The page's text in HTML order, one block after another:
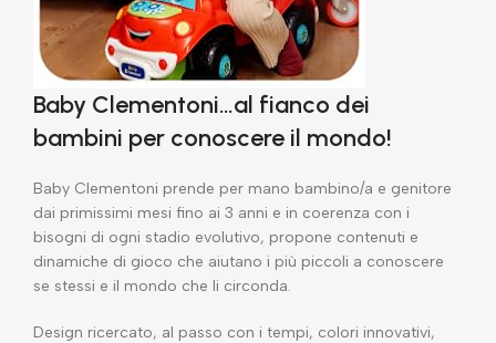
Baby Clementoni…al fianco dei
bambini per conoscere il mondo!
Baby Clementoni prende per mano bambino/a e genitore
dai primissimi mesi fino ai 3 anni e in coerenza con i
bisogni di ogni stadio evolutivo, propone contenuti e
dinamiche di gioco che aiutano i più piccoli a conoscere
se stessi e il mondo che li circonda.
Design ricercato, al passo con i tempi, colori innovativi,